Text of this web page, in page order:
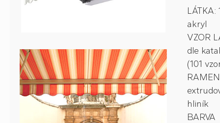
LÁTKA:
akryl
VZOR
dle
(101
hliník
BARVA